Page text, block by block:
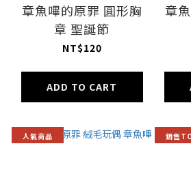
章魚嗶的原罪 圓形胸
章 聖誕節
NT$120
ADD TO CART
章
人氣商品 銷售